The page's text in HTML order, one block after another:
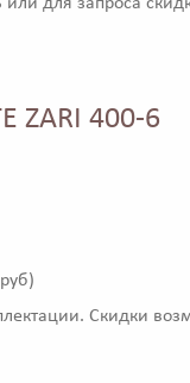
ZARI 400-6
Скидки